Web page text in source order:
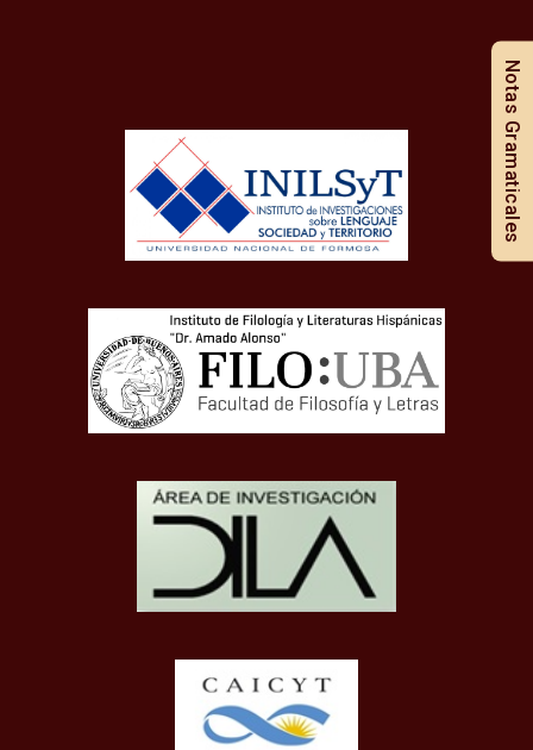
Notas Gramaticales